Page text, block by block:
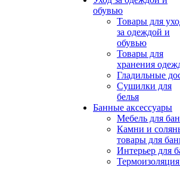
обувью
Товары для
за одеждой и
обувью
Товары для
хранения
Гладильные
Сушилки для
белья
Банные аксессуары
Мебель для
Камни и
товары для
Интерьер для